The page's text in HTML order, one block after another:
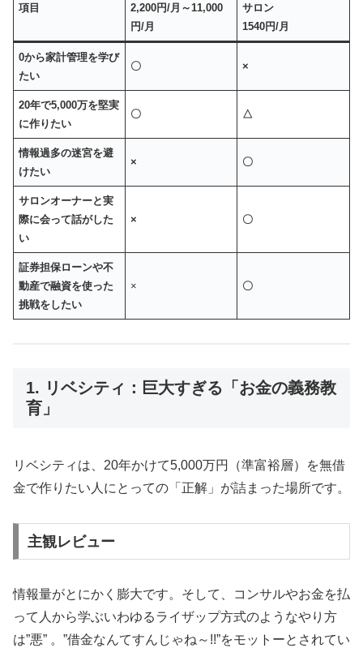
項目
2,200円/月～11,000
円/月
サロン
1540円/月
0から家計管理を学び
たい
〇 ×
20年で5,000万を堅実
に作りたい
〇 △
情報過多の迷宮を避
けたい
× 〇
サロンオーナーと実
際に会って話がした
い
× 〇
証券担保ローンや不
動産で融資を使った
挑戦をしたい
× 〇
1. リベシティ：巨大すぎる「お金の義務教
育」
リベシティは、20年かけて5,000万円（準富裕層）を無借
金で作りたい人にとっての「正解」が詰まった場所です。
主観レビュー
情報量がとにかく膨大です。そして、コンサルやお金を払
って人から学ぶいわゆるライザップ方式のようなやり方
は”悪” 。”借金なんてすんじゃね～!!”をモットーとされてい